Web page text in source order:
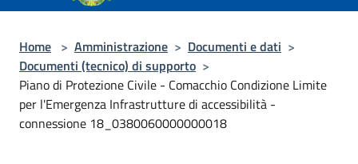
Home > Amministrazione > Documenti e dati >
Documenti (tecnico) di supporto >
Piano di Protezione Civile - Comacchio Condizione Limite
per l'Emergenza Infrastrutture di accessibilità -
connessione 18_0380060000000018